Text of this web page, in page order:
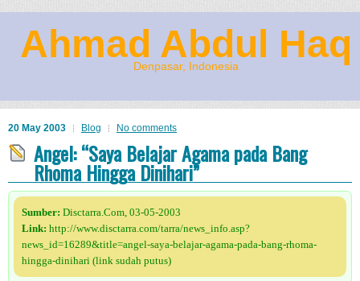
Ahmad Abdul Haq
Denpasar, Indonesia
20 May 2003 Blog No comments
Angel: “Saya Belajar Agama pada Bang
Rhoma Hingga Dinihari”
Sumber: Disctarra.Com, 03-05-2003
Link: http://www.disctarra.com/tarra/news_info.asp?
news_id=16289&title=angel-saya-belajar-agama-pada-bang-rhoma-
hingga-dinihari (link sudah putus)